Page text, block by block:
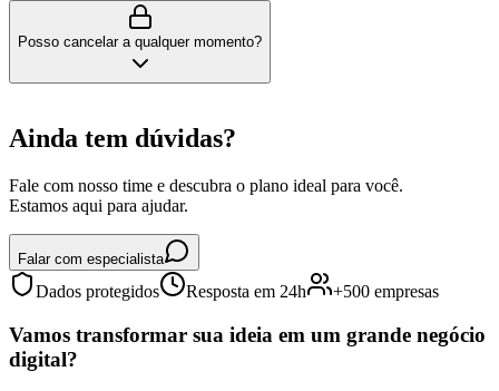
Posso cancelar a qualquer momento?
Ainda tem dúvidas?
Fale com nosso time e descubra o plano ideal para você.
Estamos aqui para ajudar.
Falar com especialista
Dados protegidos Resposta em 24h +500 empresas
Vamos transformar sua ideia em um grande negócio
digital?